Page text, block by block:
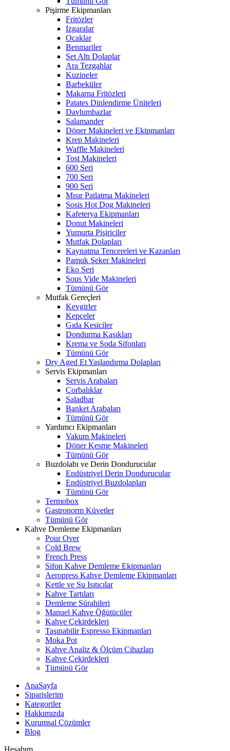
Pişirme Ekipmanları
Fritözler
Izgaralar
Ocaklar
Benmariler
Set Altı Dolaplar
Ara Tezgahlar
Kuzineler
Barbeküler
Makarna Fritözleri
Patates Dinlendirme Üniteleri
Davlumbazlar
Salamander
Döner Makineleri ve Ekipmanları
Krep Makineleri
Waffle Makineleri
Tost Makineleri
600 Seri
700 Seri
900 Seri
Mısır Patlatma Makineleri
Sosis Hot Dog Makineleri
Kafeterya Ekipmanları
Donut Makineleri
Yumurta Pişiriciler
Mutfak Dolapları
Kaynatma Tencereleri ve Kazanları
Pamuk Şeker Makineleri
Eko Seri
Sous Vide Makineleri
Tümünü Gör
Mutfak Gereçleri
Kevgirler
Kepçeler
Gıda Kesiciler
Dondurma Kaşıkları
Krema ve Soda Sifonları
Tümünü Gör
Dry Aged Et Yaşlandırma Dolapları
Servis Ekipmanları
Servis Arabaları
Çorbalıklar
Saladbar
Banket Arabaları
Tümünü Gör
Yardımcı Ekipmanları
Vakum Makineleri
Döner Kesme Makineleri
Tümünü Gör
Buzdolabı ve Derin Dondurucular
Endüstriyel Derin Dondurucular
Endüstriyel Buzdolapları
Tümünü Gör
Termobox
Gastronorm Küvetler
Tümünü Gör
Kahve Demleme Ekipmanları
Pour Over
Cold Brew
French Press
Sifon Kahve Demleme Ekipmanları
Aeropress Kahve Demleme Ekipmanları
Kettle ve Su Isıtıcılar
Kahve Tartıları
Demleme Sürahileri
Manuel Kahve Öğütücüler
Kahve Çekirdekleri
Taşınabilir Espresso Ekipmanları
Moka Pot
Kahve Analiz & Ölçüm Cihazları
Kahve Çekirdekleri
Tümünü Gör
AnaSayfa
Siparişlerim
Kategoriler
Hakkımızda
Kurumsal Çözümler
Blog
Hesabım